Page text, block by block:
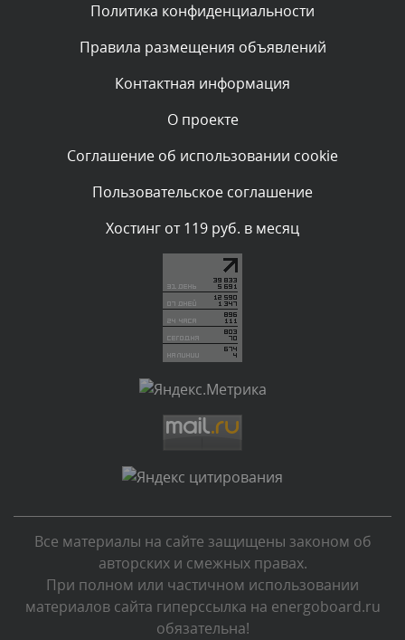
Комментарий проверяется
администратором.
Комментарий проверяется
администратором.
Комментарий проверяется
Текст комментария будет виден после проверки
Комментарий проверяется
Текст комментария будет виден после проверки
администратором.
Текст комментария будет виден после проверки
администратором.
Комментарий проверяется
Текст комментария будет виден после проверки
администратором.
Вчера, в 13:26
Политика конфиденциальности
Правила размещения объявлений
Контактная информация
О проекте
Соглашение об использовании cookie
Пользовательское соглашение
Хостинг от 119 руб. в месяц
Все материалы на сайте защищены законом об
авторских и смежных правах.
При полном или частичном использовании
материалов сайта гиперссылка на energoboard.ru
обязательна!